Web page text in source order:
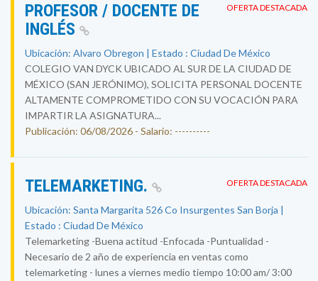
OFERTA DESTACADA
PROFESOR / DOCENTE DE
INGLÉS
Ubicación: Alvaro Obregon | Estado : Ciudad De México
COLEGIO VAN DYCK UBICADO AL SUR DE LA CIUDAD DE
MÉXICO (SAN JERÓNIMO), SOLICITA PERSONAL DOCENTE
ALTAMENTE COMPROMETIDO CON SU VOCACIÓN PARA
IMPARTIR LA ASIGNATURA...
Publicación: 06/08/2026 - Salario: ----------
OFERTA DESTACADA
TELEMARKETING.
Ubicación: Santa Margarita 526 Co Insurgentes San Borja |
Estado : Ciudad De México
Telemarketing -Buena actitud -Enfocada -Puntualidad -
Necesario de 2 año de experiencia en ventas como
telemarketing - lunes a viernes medio tiempo 10:00 am/ 3:00